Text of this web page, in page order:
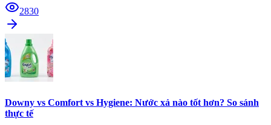
2830
Downy vs Comfort vs Hygiene: Nước xả nào tốt hơn? So sánh
thực tế